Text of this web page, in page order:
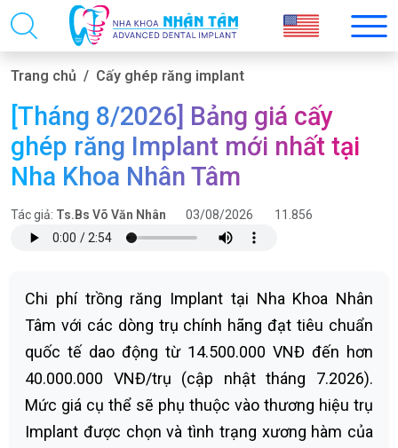
Trang chủ Cấy ghép răng implant
[Tháng 8/2026] Bảng giá cấy
ghép răng Implant mới nhất tại
Nha Khoa Nhân Tâm
Tác giả: Ts.Bs Võ Văn Nhân 03/08/2026 11.856
Chi phí trồng răng Implant tại Nha Khoa Nhân
Tâm với các dòng trụ chính hãng đạt tiêu chuẩn
quốc tế dao động từ 14.500.000 VNĐ đến hơn
40.000.000 VNĐ/trụ (cập nhật tháng 7.2026).
Mức giá cụ thể sẽ phụ thuộc vào thương hiệu trụ
Implant được chọn và tình trạng xương hàm của